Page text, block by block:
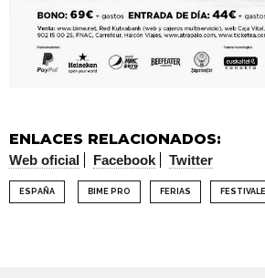
ENLACES RELACIONADOS:
Web oficial Facebook Twitter
ESPAÑA BIME PRO FERIAS